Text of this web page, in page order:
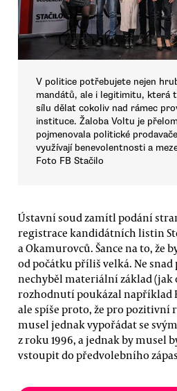
V politice potřebujete nejen
mandátů, ale i legitimitu, která
sílu dělat cokoliv nad rámec
instituce. Žaloba Voltu je
pojmenovala politické
využívají benevolentnosti a
Foto FB Stačilo
Ústavní soud zamítl podání
registrace kandidátních listin
a Okamurovců. Šance na to, že
od počátku příliš velká. Ne
nechyběl materiální základ (jak
rozhodnutí poukázal například
ale spíše proto, že pro pozitivní
musel jednak vypořádat se
z roku 1996, a jednak by musel
vstoupit do předvolebního